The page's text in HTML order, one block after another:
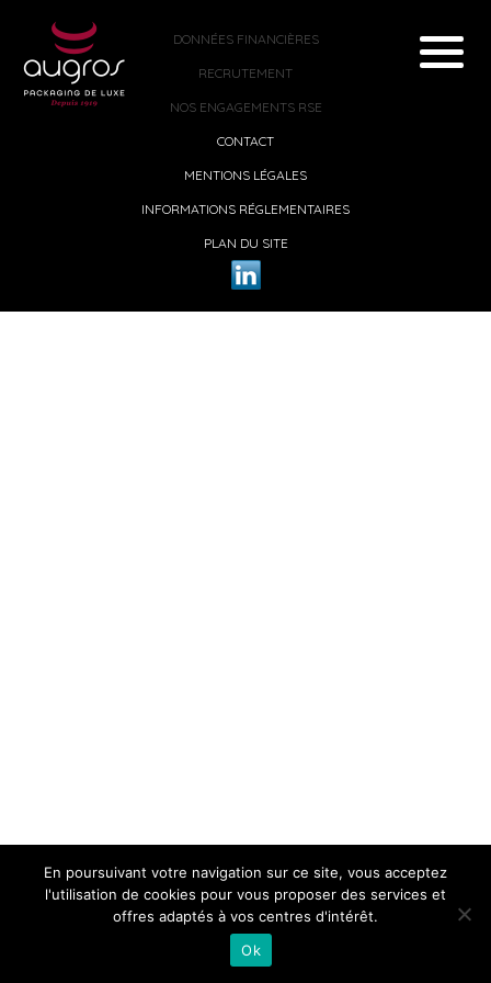
En poursuivant votre navigation sur ce site, vous acceptez
l'utilisation de cookies pour vous proposer des services et
offres adaptés à vos centres d'intérêt.
Ok
DONNÉES FINANCIÈRES
RECRUTEMENT
NOS ENGAGEMENTS RSE
CONTACT
MENTIONS LÉGALES
INFORMATIONS RÉGLEMENTAIRES
PLAN DU SITE